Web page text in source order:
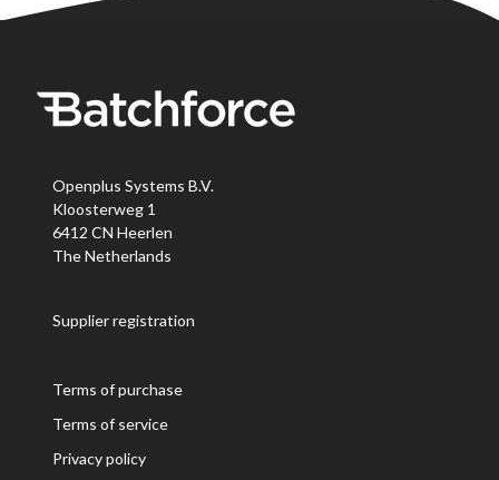
Openplus Systems B.V.
Kloosterweg 1
6412 CN Heerlen
The Netherlands
Supplier registration
Terms of purchase
Terms of service
Privacy policy